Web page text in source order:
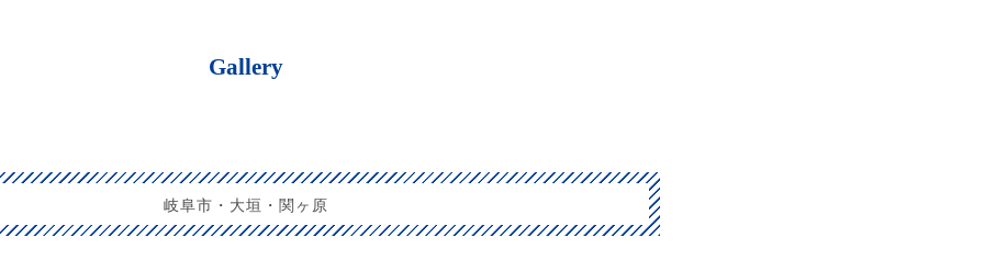
Gallery
岐阜市・大垣・関ヶ原